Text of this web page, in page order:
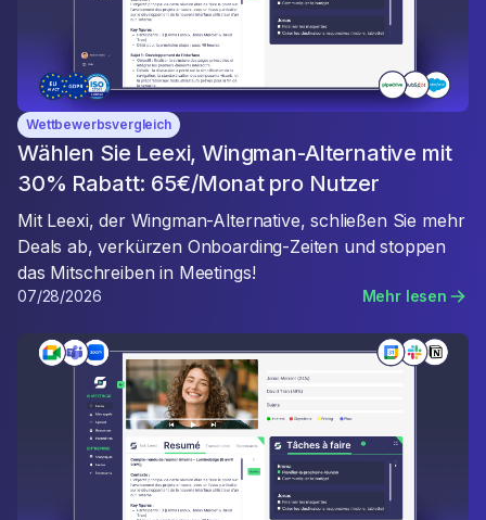
Wettbewerbsvergleich
Wählen Sie Leexi, Wingman-Alternative mit
30% Rabatt: 65€/Monat pro Nutzer
Mit Leexi, der Wingman-Alternative, schließen Sie mehr
Deals ab, verkürzen Onboarding-Zeiten und stoppen
das Mitschreiben in Meetings!
07/28/2026 Mehr lesen